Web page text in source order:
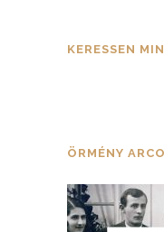
KERESSEN
ÖRMÉNY